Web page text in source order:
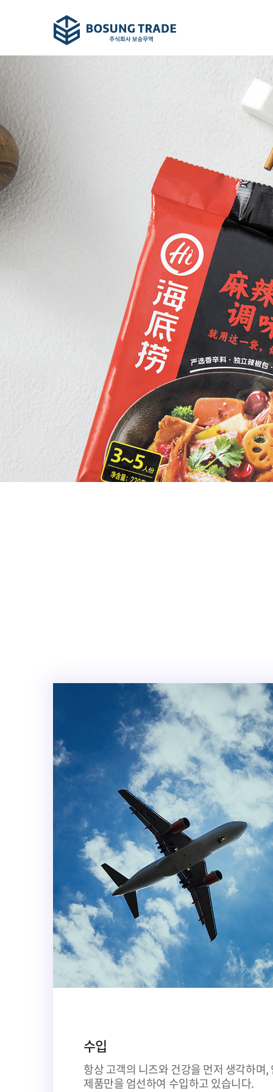
수입
항상 고객의 니즈와 건강을 먼저 생각하며
제품만을 엄선하여 수입하고 있습니다.